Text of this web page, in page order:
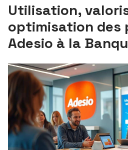
Utilisation,
optimisation des
Adesio à la